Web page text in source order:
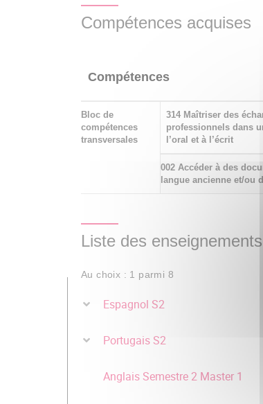
Compétences acquises
Compétences
Bloc de
compétences
transversales
314 Maîtriser des
professionnels dans
l’oral et à l’écrit
002 Accéder à des
langue ancienne et/ou
Liste des enseignements
Au choix : 1 parmi 8
Espagnol S2
Portugais S2
Anglais Semestre 2 Master 1